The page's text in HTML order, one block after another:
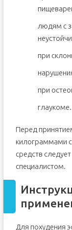
людям с
при
при
глаукоме.
Перед
килограммами
средств
специалистом.
Для похудения